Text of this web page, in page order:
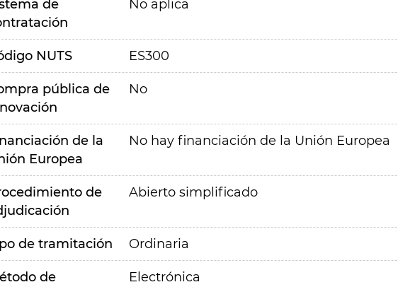
de
No aplica
NUTS ES300
pública de
No
de la
Europea
No hay financiación de la Unión Europea
de
Abierto simplificado
de tramitación Ordinaria
de Electrónica